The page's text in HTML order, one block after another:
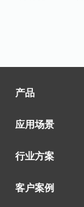
产品
应用场景
行业方案
客户案例